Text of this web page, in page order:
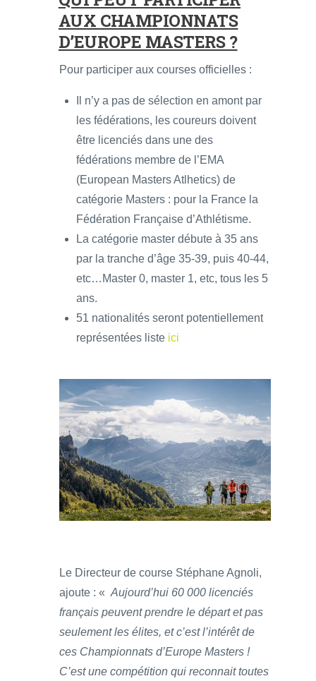
AUX CHAMPIONNATS
D’EUROPE MASTERS ?
Pour participer aux courses officielles :
Il n’y a pas de sélection en amont par
les fédérations, les coureurs doivent
être licenciés dans une des
fédérations membre de l’EMA
(European Masters Atlhetics) de
catégorie Masters : pour la France la
Fédération Française d’Athlétisme.
La catégorie master débute à 35 ans
par la tranche d’âge 35-39, puis 40-44,
etc…Master 0, master 1, etc, tous les 5
ans.
51 nationalités seront potentiellement
représentées liste ici
Le Directeur de course Stéphane Agnoli,
ajoute : « Aujourd’hui 60 000 licenciés
français peuvent prendre le départ et pas
seulement les élites, et c’est l’intérêt de
ces Championnats d’Europe Masters !
C’est une compétition qui reconnait toutes